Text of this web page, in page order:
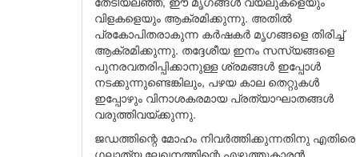
വിളകളെയും ആക്രമിക്കുന്നു. അതിൽ
പ്രകോപിതരാകുന്ന കർഷകർ മൃഗങ്ങളെ തിരിച്ച്
ആക്രമിക്കുന്നു. തദ്ദേശീയ ഇനം സസ്യങ്ങളെ
പുനരവതരിപ്പിക്കാനുള്ള ശ്രമങ്ങൾ ഇപ്പോൾ
നടക്കുന്നുണ്ടെങ്കിലും, പഴയ കാല തെറ്റുകൾ
ഇപ്പോഴും വിനാശകരമായ പ്രത്യാഘാതങ്ങൾ
വരുത്തിവയ്ക്കുന്നു.
ജഡത്തിന്റെ മോഹം നിവർത്തിക്കുന്നതിനു എതിരെ
ഗലാത്യ ലേഖനത്തിന്റെ എഴുത്തുകാരൻ